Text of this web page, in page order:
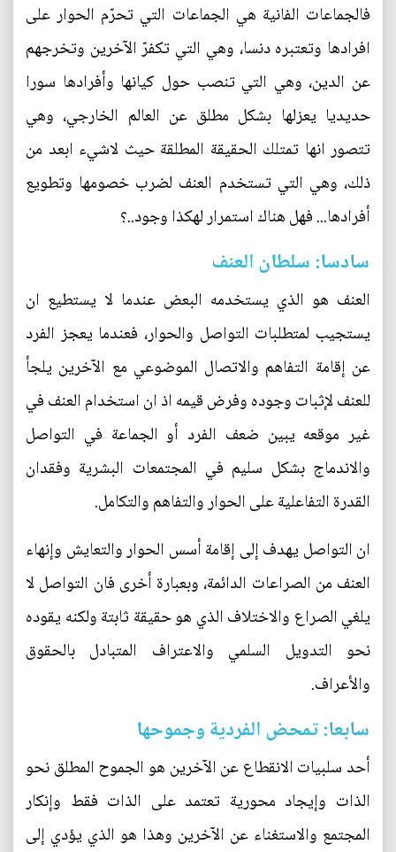
فالجماعات الفانية هي الجماعات التي تحرّم الحوار على
افرادها وتعتبره دنسا، وهي التي تكفرّ الآخرين وتخرجهم
عن الدين، وهي التي تنصب حول كيانها وأفرادها سورا
حديديا يعزلها بشكل مطلق عن العالم الخارجي، وهي
تتصور انها تمتلك الحقيقة المطلقة حيث لاشيء ابعد من
ذلك، وهي التي تستخدم العنف لضرب خصومها وتطويع
أفرادها... فهل هناك استمرار لهكذا وجود..؟
سادسا: سلطان العنف
العنف هو الذي يستخدمه البعض عندما لا يستطيع ان
يستجيب لمتطلبات التواصل والحوار، فعندما يعجز الفرد
عن إقامة التفاهم والاتصال الموضوعي مع الآخرين يلجأ
للعنف لإثبات وجوده وفرض قيمه اذ ان استخدام العنف في
غير موقعه يبين ضعف الفرد أو الجماعة في التواصل
والاندماج بشكل سليم في المجتمعات البشرية وفقدان
القدرة التفاعلية على الحوار والتفاهم والتكامل.
ان التواصل يهدف إلى إقامة أسس الحوار والتعايش وإنهاء
العنف من الصراعات الدائمة، وبعبارة أخرى فان التواصل لا
يلغي الصراع والاختلاف الذي هو حقيقة ثابتة ولكنه يقوده
نحو التدويل السلمي والاعتراف المتبادل بالحقوق
والأعراف.
سابعا: تمحض الفردية وجموحها
أحد سلبيات الانقطاع عن الآخرين هو الجموح المطلق نحو
الذات وإيجاد محورية تعتمد على الذات فقط وإنكار
المجتمع والاستغناء عن الآخرين وهذا هو الذي يؤدي إلى